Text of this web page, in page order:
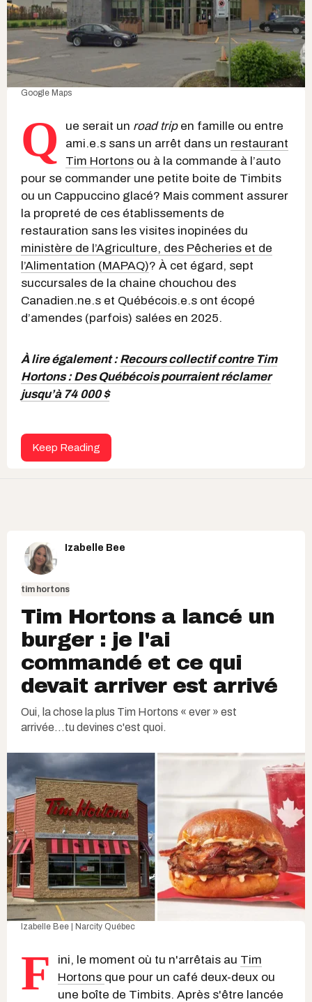
Google Maps
Q ue serait un road tripen famille ou entre
ami.e.s sans un arrêt dans un restaurant
Tim Hortons ou à la commande à l’auto
pour se commander une petite boite de Timbits
ou un Cappuccino glacé? Mais comment assurer
la propreté de ces établissements de
restauration sans les visites inopinées du
ministère de l’Agriculture, des Pêcheries et de
l’Alimentation (MAPAQ)? À cet égard, sept
succursales de la chaine chouchou des
Canadien.ne.s et Québécois.e.s ont écopé
d’amendes (parfois) salées en 2025.
À lire également :Recours collectif contre Tim
Hortons : Des Québécois pourraient réclamer
jusqu’à 74 000 $
Keep Reading
Izabelle Bee
tim hortons
Tim Hortons a lancé un
burger : je l'ai
commandé et ce qui
devait arriver est arrivé
Oui, la chose la plus Tim Hortons « ever » est
arrivée...tu devines c'est quoi.
Izabelle Bee | Narcity Québec
F ini, le moment où tu n'arrêtais au Tim
Hortons que pour un café deux-deux ou
une boîte de Timbits. Après s'être lancée